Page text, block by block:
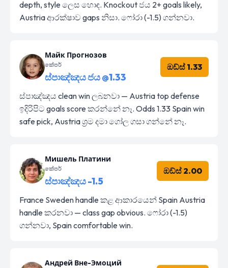
depth, style ලෙස හොඳ. Knockout ජය 2+ goals likely,
Austria ආරක්ෂාව gaps නිසා. ෆෝරා (-1.5) ගන්නවා.
Майк Прогнозов
කේපර්
ස්පාඤ්ඤය ජය @1.33
ඔඩ්ස් 1.33
ස්පාඤ්ඤය clean win ලබනවා — Austria top defense
ඉදිරිපිට goals score කරන්නේ නෑ. Odds 1.33 Spain win
safe pick, Austria ශ්‍රම දමා ගෝල ගසා ගන්නේ නෑ.
Мишель Платини
කේපර්
ස්පාඤ්ඤය -1.5
ඔඩ්ස් 2.00
France Sweden handle කළ ආකාරයෙන් Spain Austria
handle කරනවා — class gap obvious. ෆෝරා (-1.5)
ගන්නවා, Spain comfortable win.
Андрей Вне-Эмоций